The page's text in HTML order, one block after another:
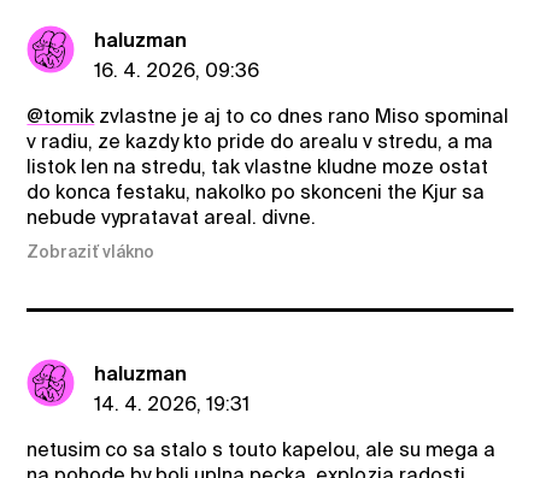
haluzman
16. 4. 2026, 09:36
@tomik zvlastne je aj to co dnes rano Miso spominal
v radiu, ze kazdy kto pride do arealu v stredu, a ma
listok len na stredu, tak vlastne kludne moze ostat
do konca festaku, nakolko po skonceni the Kjur sa
nebude vypratavat areal. divne.
Zobraziť vlákno
haluzman
14. 4. 2026, 19:31
netusim co sa stalo s touto kapelou, ale su mega a